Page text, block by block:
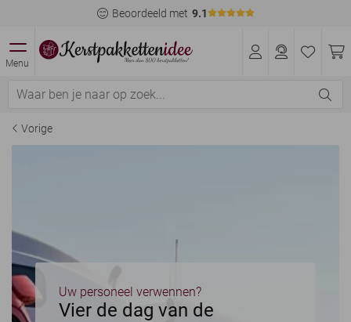
Beoordeeld met 9.1
Menu
Vorige
Uw personeel verwennen?
Vier de dag van de